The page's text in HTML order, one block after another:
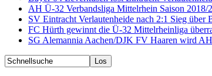
AH Ü-32 Verbandsliga Mittelrhein Saison 2018/
SV Eintracht Verlautenheide nach 2:1 Sieg
FC Hürth gewinnt die Ü-32 Mittelrheinliga
SG Alemannia Aachen/DJK FV Haaren wird